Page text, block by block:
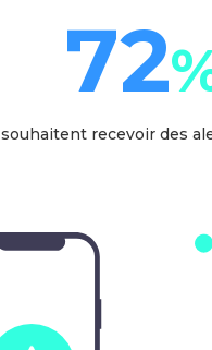
72
souhaitent recevoir des